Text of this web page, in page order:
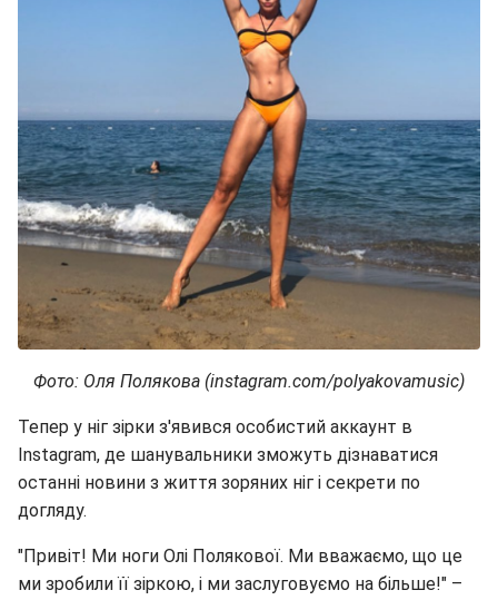
Фото: Оля Полякова (instagram.com/polyakovamusic)
Тепер у ніг зірки з'явився особистий аккаунт в
Instagram, де шанувальники зможуть дізнаватися
останні новини з життя зоряних ніг і секрети по
догляду.
"Привіт! Ми ноги Олі Полякової. Ми вважаємо, що це
ми зробили її зіркою, і ми заслуговуємо на більше!" –